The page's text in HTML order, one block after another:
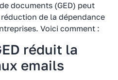
documents (GED) peut
de la dépendance
Voici comment :
réduit la
emails